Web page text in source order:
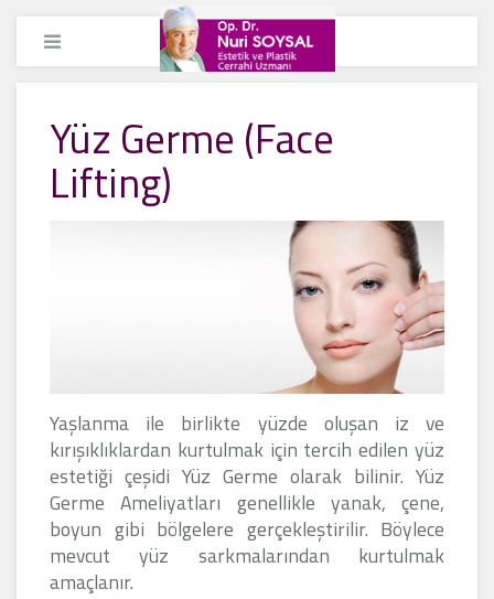
Yüz Germe (Face
Lifting)
Yaşlanma ile birlikte yüzde oluşan iz ve
kırışıklıklardan kurtulmak için tercih edilen yüz
estetiği çeşidi Yüz Germe olarak bilinir. Yüz
Germe Ameliyatları genellikle yanak, çene,
boyun gibi bölgelere gerçekleştirilir. Böylece
mevcut yüz sarkmalarından kurtulmak
amaçlanır.